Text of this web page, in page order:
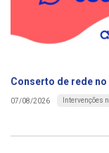
Conserto de rede
07/08/2026 Intervenções